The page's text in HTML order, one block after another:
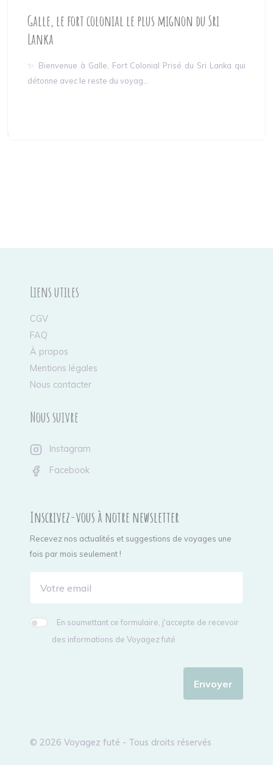
Galle, le fort colonial le plus mignon du Sri
Lanka
✨ Bienvenue à Galle, Fort Colonial Prisé du Sri Lanka qui
détonne avec le reste du voyag...
Liens utiles
CGV
FAQ
À propos
Mentions légales
Nous contacter
Nous suivre
Instagram
Facebook
Inscrivez-vous à notre newsletter
Recevez nos actualités et suggestions de voyages une
fois par mois seulement !
En soumettant ce formulaire, j'accepte de recevoir
des informations de Voyagez futé
Envoyer
© 2026 Voyagez futé - Tous droits réservés